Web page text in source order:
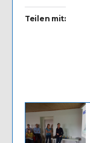
Teilen mit: